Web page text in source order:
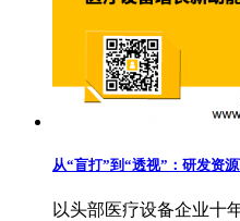
从“盲打”到“透视”：研发资
以头部医疗设备企业十